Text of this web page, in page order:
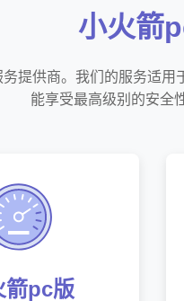
小火箭
提供商。我们的服务适
能享受最高级别的安全
箭pc版